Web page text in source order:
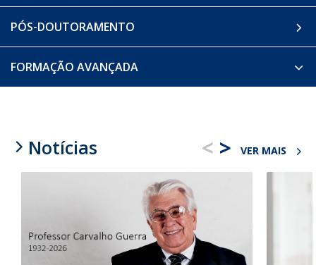
PÓS-DOUTORAMENTO
FORMAÇÃO AVANÇADA
VER MAIS
Notícias < >